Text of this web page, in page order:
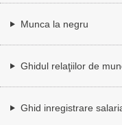
Munca la negru
Ghidul relaţiilor de
Ghid inregistrare